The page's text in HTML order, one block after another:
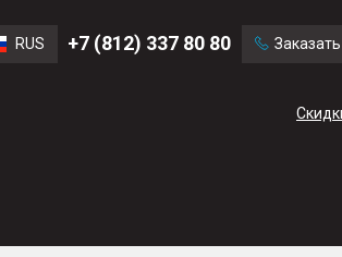
RUS +7 (812) 337 80 80